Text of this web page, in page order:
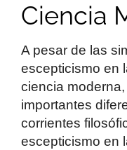
Ciencia
A pesar de las
escepticismo en
ciencia
importantes
corrientes
escepticismo en